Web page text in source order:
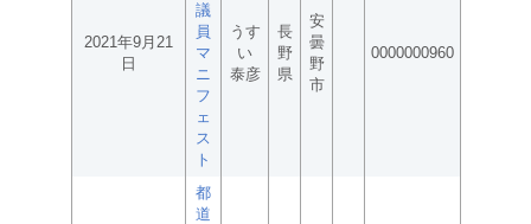
2021年9月21
日
議
員
マ
ニ
フ
ェ
ス
ト
うす
い
泰彦
長
野
県
安
曇
野
市
0000000960
都
道